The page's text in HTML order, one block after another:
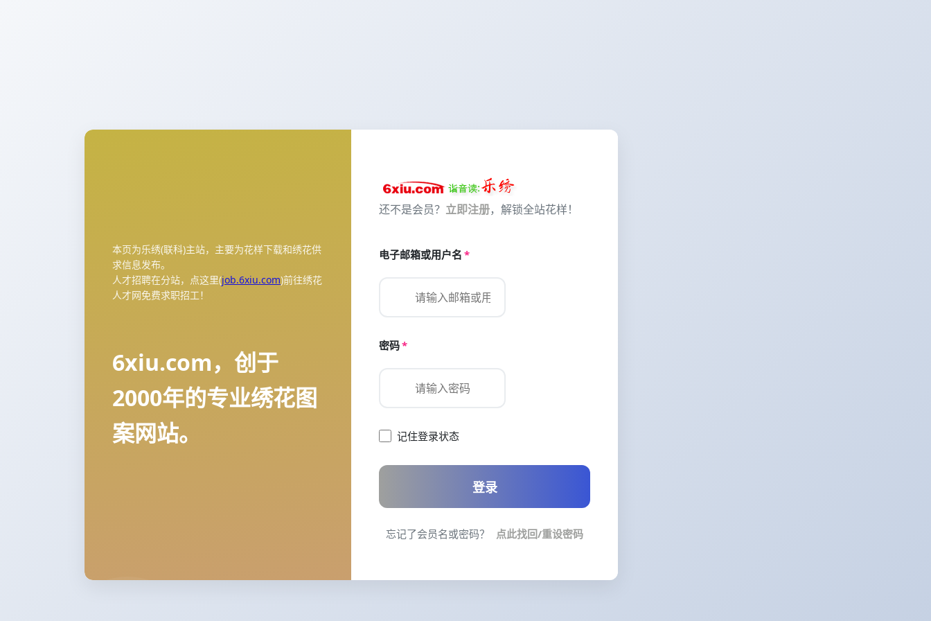
本页为乐绣(联科)主站，主要为花样下载和绣花供
求信息发布。
人才招聘在分站，点这里(job.6xiu.com)前往绣花
人才网免费求职招工！
6xiu.com，创于
2000年的专业绣花图
案网站。
还不是会员？ 立即注册，解锁全站花样！
电子邮箱或用户名 *
密码*
记住登录状态
登录
忘记了会员名或密码？ 点此找回/重设密码